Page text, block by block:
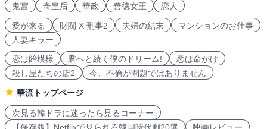
鬼宮
奇皇后 華政 善徳女王 恋人
愛が来る 財閥 X 刑事2 夫婦の結末
マンションのお仕事
人妻キラー
恋は飴模様
君へと続く僕のドリーム!
恋は命がけ
殺し屋たちの店2
今、不倫が問題ではありません
華流トップページ
次見る韓ドラに迷ったら見るコーナー